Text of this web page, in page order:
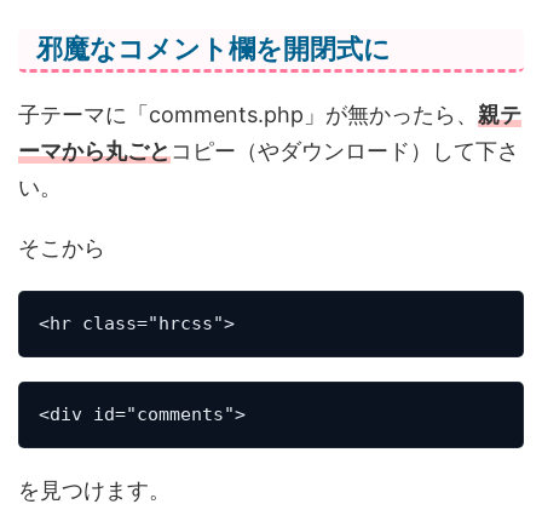
邪魔なコメント欄を開閉式に
子テーマに「comments.php」が無かったら、 親テ
ーマから丸ごとコピー（やダウンロード）して下さ
い。
そこから
<hr class="hrcss">
<div id="comments">
を見つけます。